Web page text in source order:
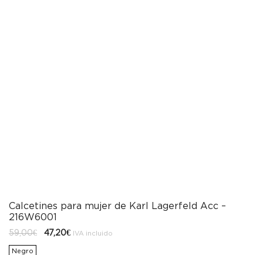
Calcetines para mujer de Karl Lagerfeld Acc –
216W6001
59,00€
El47,20€ElIVA incluido
Negro